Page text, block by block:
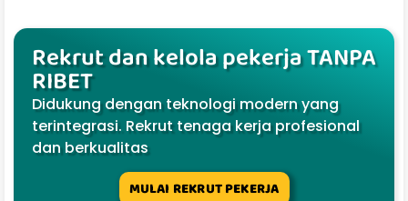
Rekrut dan kelola pekerja TANPA
RIBET
Didukung dengan teknologi modern yang
terintegrasi. Rekrut tenaga kerja profesional
dan berkualitas
MULAI REKRUT PEKERJA